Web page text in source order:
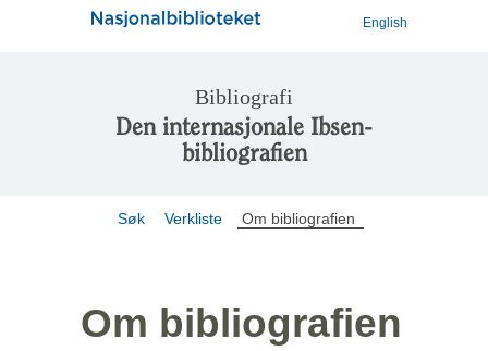
English
Bibliografi
Den internasjonale Ibsen-
bibliografien
Søk Verkliste Om bibliografien
Om bibliografien